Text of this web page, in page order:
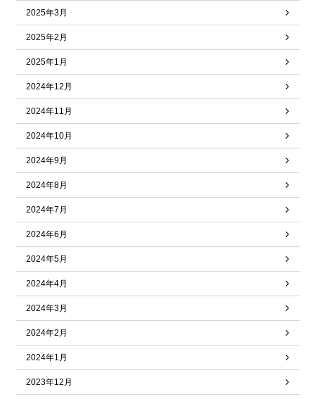
2025年3月
2025年2月
2025年1月
2024年12月
2024年11月
2024年10月
2024年9月
2024年8月
2024年7月
2024年6月
2024年5月
2024年4月
2024年3月
2024年2月
2024年1月
2023年12月